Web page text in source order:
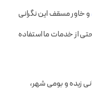
و خاور مسقف این نگرانی
از خدمات ما استفاده
زبده و بومی شهر،